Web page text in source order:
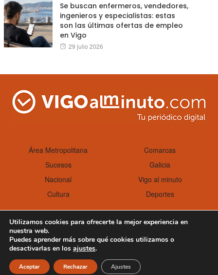
Se buscan enfermeros, vendedores,
ingenieros y especialistas: estas
son las últimas ofertas de empleo
en Vigo
Posted
29 julio 2026
Área Metropolitana
Comarcas
Sucesos
Galicia
Nacional
Vigo al minuto
Cultura
Deportes
Aviso Legal Política de cookies
Utilizamos cookies para ofrecerte la mejor experiencia en
nuestra web.
Puedes aprender más sobre qué cookies utilizamos o
desactivarlas en los ajustes.
Aceptar Rechazar Ajustes